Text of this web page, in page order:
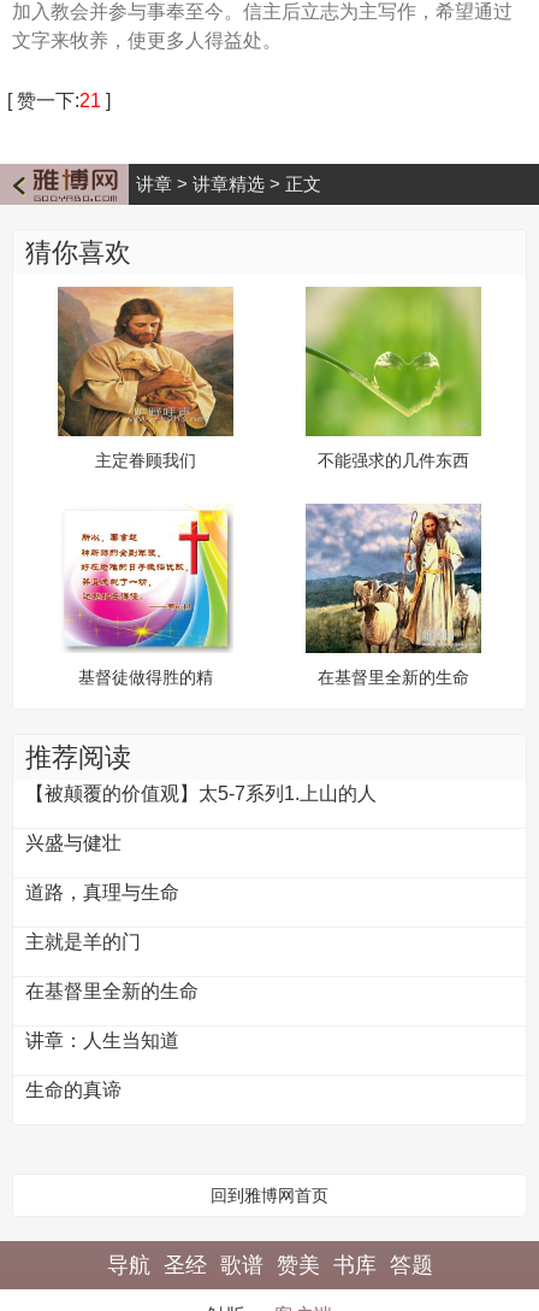
加入教会并参与事奉至今。信主后立志为主写作，希望通过
文字来牧养，使更多人得益处。
[赞一下:21 ]
讲章 > 讲章精选 > 正文
猜你喜欢
主定眷顾我们 不能强求的几件东西
基督徒做得胜的精
在基督里全新的生命
推荐阅读
【被颠覆的价值观】太5-7系列1.上山的人
兴盛与健壮
道路，真理与生命
主就是羊的门
在基督里全新的生命
讲章：人生当知道
生命的真谛
回到雅博网首页
导航 圣经 歌谱 赞美 书库 答题